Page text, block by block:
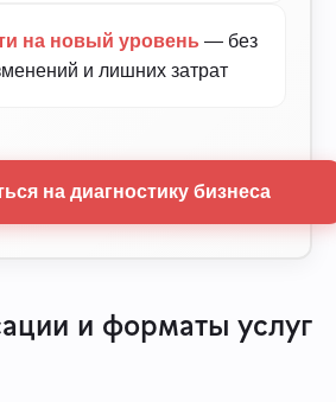
на новый уровень — без
и лишних затрат
на диагностику бизнеса
и форматы услуг